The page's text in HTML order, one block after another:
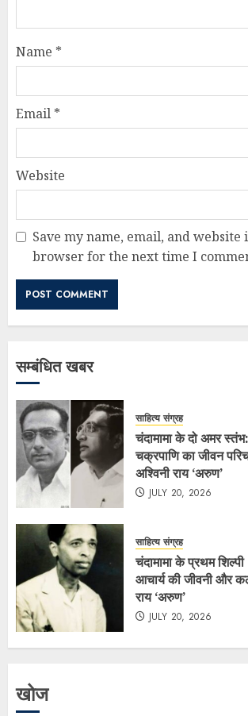
Name *
Email *
Website
Save my name, email, and website
browser for the next time I
सम्बंधित खबर
साहित्य संग्रह
चंदामामा के दो अमर
चक्रपाणि का जीवन
अश्विनी राय ‘अरुण’
JULY 20, 2026
साहित्य संग्रह
चंदामामा के प्रथम शिल्पी
आचार्य की जीवनी और
राय ‘अरुण’
JULY 20, 2026
खोज